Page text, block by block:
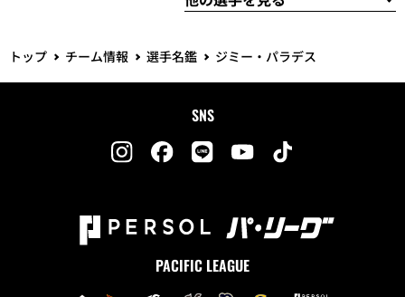
トップ チーム情報 選手名鑑 ジミー・パラデス
SNS
PACIFIC LEAGUE